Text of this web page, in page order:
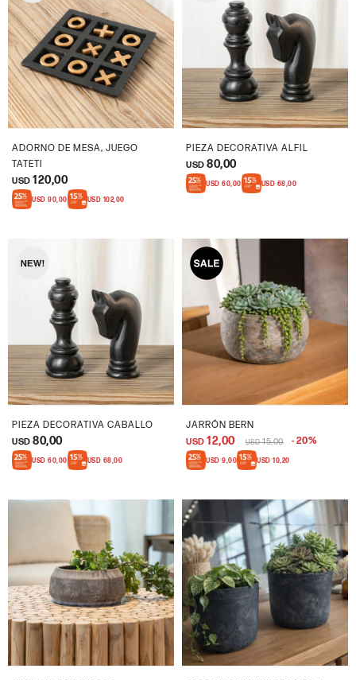
ADORNO DE MESA, JUEGO
TATETI
USD 120,00
USD 90,00 USD 102,00
PIEZA DECORATIVA ALFIL
USD 80,00
USD 60,00 USD 68,00
PIEZA DECORATIVA CABALLO
USD 80,00
USD 60,00 USD 68,00
JARRÓN BERN
USD 12,00 USD 15,00 20
USD 9,00 USD 10,20